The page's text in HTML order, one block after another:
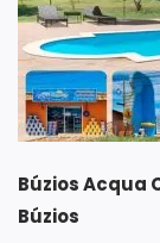
Búzios Acqua
Búzios